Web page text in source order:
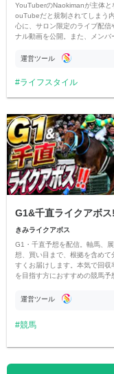
YouTuberのNaokimanが主体と
ouTubeだと規制されてしまう
心に、サロン限定のライブ配信
ナル動画を公開。また、メンバ
ただいています。
運営ツール
ライフスタイル
G1&千直ライクアボス
きみライクアボス
G1・千直予想を配信。軸馬、
想、買い目まで、根拠を含めて
すくお届けします。本気で回収
を目指す方におすすめの競馬予
運営ツール
競馬